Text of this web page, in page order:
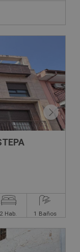
2 Hab. 1 Baños